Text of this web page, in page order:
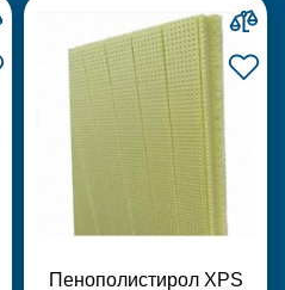
Пенополистирол XPS